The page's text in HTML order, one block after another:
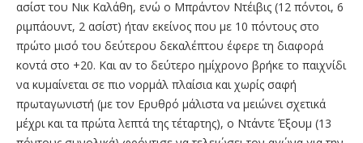
ασίστ του Νικ Καλάθη, ενώ ο Μπράντον Ντέιβις (12 πόντοι, 6
ριμπάουντ, 2 ασίστ) ήταν εκείνος που με 10 πόντους στο
πρώτο μισό του δεύτερου δεκαλέπτου έφερε τη διαφορά
κοντά στο +20. Και αν το δεύτερο ημίχρονο βρήκε το παιχνίδι
να κυμαίνεται σε πιο νορμάλ πλαίσια και χωρίς σαφή
πρωταγωνιστή (με τον Ερυθρό μάλιστα να μειώνει σχετικά
μέχρι και τα πρώτα λεπτά της τέταρτης), ο Ντάντε Έξουμ (13